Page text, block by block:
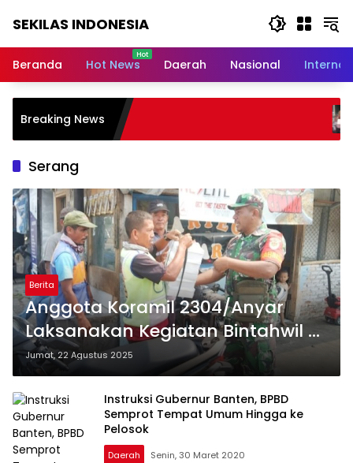
SEKILAS INDONESIA
Terkini,
World,
Headlines,
News
Today
Beranda Hot News Daerah Nasional
Breaking News
Buah
Warga,
Bintang
Serang
Berita
Anggota Koramil 2304/Anyar
Laksanakan Kegiatan Bintahwil di
Wilayah Anyar, Serang
Jumat, 22 Agustus 2025
Instruksi Gubernur Banten, BPBD
Semprot Tempat Umum Hingga ke
Pelosok
Daerah Senin, 30 Maret 2020